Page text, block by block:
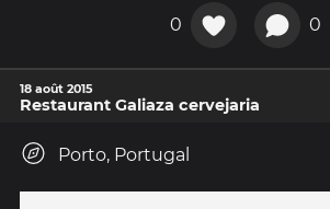
0 0
18 août 2015
Restaurant Galiaza cervejaria
Porto, Portugal